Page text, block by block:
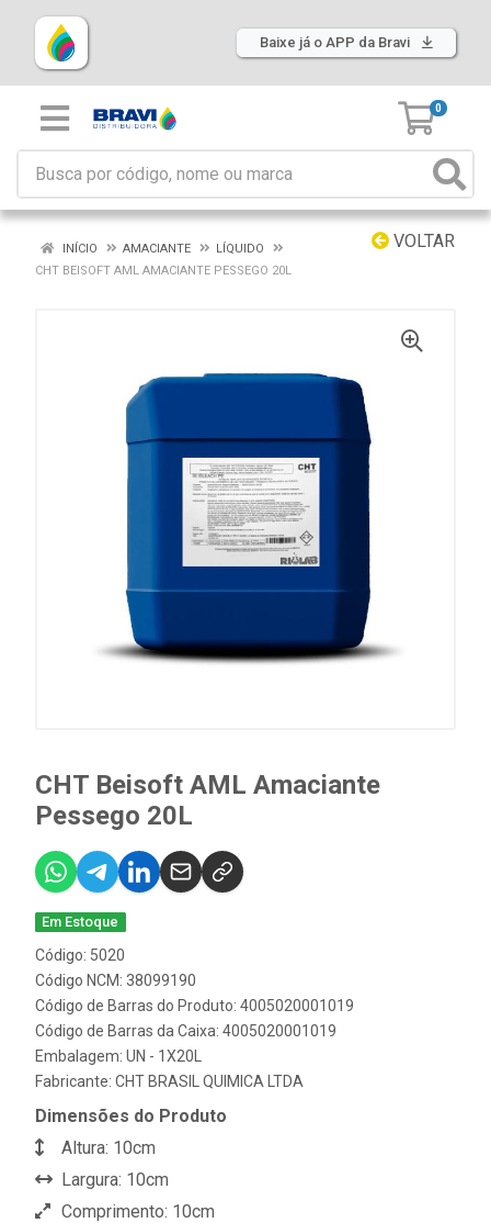
Baixe já o APP da Bravi
0
VOLTAR
INÍCIO AMACIANTE
LÍQUIDO
CHT BEISOFT AML AMACIANTE PESSEGO 20L
CHT Beisoft AML Amaciante
Pessego 20L
Em Estoque
Código: 5020
Código NCM: 38099190
Código de Barras do Produto: 4005020001019
Código de Barras da Caixa: 4005020001019
Embalagem: UN - 1X20L
Fabricante: CHT BRASIL QUIMICA LTDA
Dimensões do Produto
Altura: 10cm
Largura: 10cm
Comprimento: 10cm